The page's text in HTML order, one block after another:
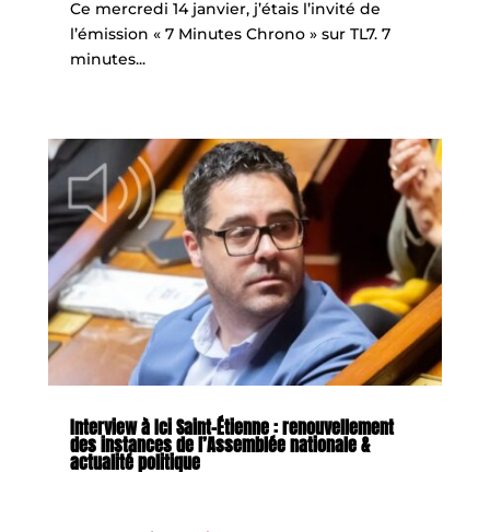
Ce mercredi 14 janvier, j’étais l’invité de
l’émission « 7 Minutes Chrono » sur TL7. 7
minutes...
Interview à Ici Saint-Étienne : renouvellement
des instances de l’Assemblée nationale &
actualité politique